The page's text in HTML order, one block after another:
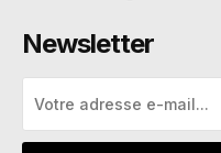
Newsletter